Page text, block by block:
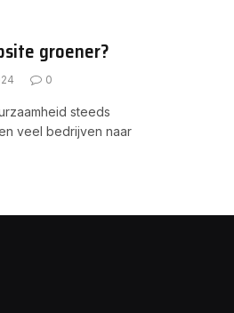
groener?
0
steeds
veel bedrijven naar